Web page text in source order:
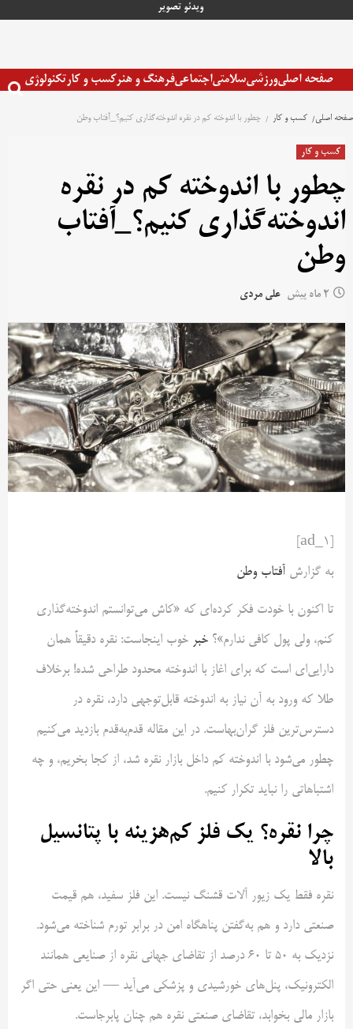
ویدئو تصویر
صفحه اصلیورزشیسلامتیاجتماعیفرهنگ و هنرکسب و کارتکنولوژی
صفحه اصلی کسب و کار چطور با اندوخته کم در نقره اندوخته‌گذاری کنیم؟_آفتاب وطن
کسب و کار
چطور با اندوخته کم در نقره
اندوخته‌گذاری کنیم؟_آفتاب
وطن
2 ماه پیش علی مردی
به گزارش آفتاب وطن
تا اکنون با خودت فکر کرده‌ای که «کاش می‌توانستم اندوخته‌گذاری
کنم، ولی پول کافی ندارم»؟ خبر خوب اینجاست: نقره دقیقاً همان
دارایی‌ای است که برای اغاز با اندوخته محدود طراحی شده! برخلاف
طلا که ورود به آن نیاز به اندوخته قابل‌توجهی دارد، نقره در
دسترس‌ترین فلز گران‌بهاست. در این مقاله قدم‌به‌قدم بازدید می‌کنیم
چطور می‌شود با اندوخته کم داخل بازار نقره شد، از کجا بخریم، و چه
اشتباهاتی را نباید تکرار کنیم.
چرا نقره؟ یک فلز کم‌هزینه با پتانسیل
بالا
نقره فقط یک زیور آلات قشنگ نیست. این فلز سفید، هم قیمت
صنعتی دارد و هم به‌گفتن پناهگاه امن در برابر تورم شناخته می‌شود.
نزدیک به ۵۰ تا ۶۰ درصد از تقاضای جهانی نقره از صنایعی همانند
الکترونیک، پنل‌های خورشیدی و پزشکی می‌آید — این یعنی حتی اگر
بازار مالی بخوابد، تقاضای صنعتی نقره هم چنان پابرجاست.